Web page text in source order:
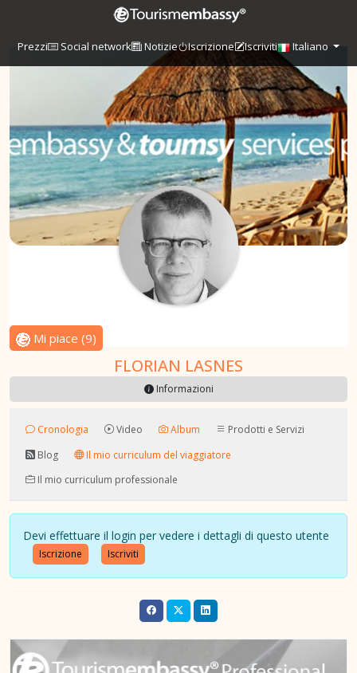
Prezzi Social network Notizie Iscrizione Iscriviti Italiano
Mi piace (9)
FLORIAN LASNES
Informazioni
Cronologia Video Album
Prodotti e Servizi
Blog
Il mio curriculum del viaggiatore
Il mio curriculum professionale
Devi effettuare il login per vedere i dettagli di questo utente
Iscrizione Iscriviti